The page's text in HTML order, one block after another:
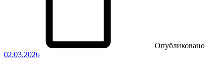
Опубликовано
02.03.2026